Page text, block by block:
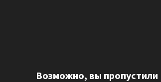
Возможно, вы пропустили